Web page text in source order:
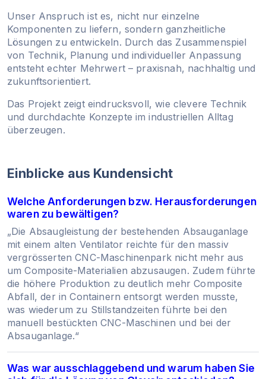
Unser Anspruch ist es, nicht nur einzelne
Komponenten zu liefern, sondern ganzheitliche
Lösungen zu entwickeln. Durch das Zusammenspiel
von Technik, Planung und individueller Anpassung
entsteht echter Mehrwert – praxisnah, nachhaltig und
zukunftsorientiert.
Das Projekt zeigt eindrucksvoll, wie clevere Technik
und durchdachte Konzepte im industriellen Alltag
überzeugen.
Einblicke aus Kundensicht
Welche Anforderungen bzw. Herausforderungen
waren zu bewältigen?
„Die Absaugleistung der bestehenden Absauganlage
mit einem alten Ventilator reichte für den massiv
vergrösserten CNC-Maschinenpark nicht mehr aus
um Composite-Materialien abzusaugen. Zudem führte
die höhere Produktion zu deutlich mehr Composite
Abfall, der in Containern entsorgt werden musste,
was wiederum zu Stillstandzeiten führte bei den
manuell bestückten CNC-Maschinen und bei der
Absauganlage.“
Was war ausschlaggebend und warum haben Sie